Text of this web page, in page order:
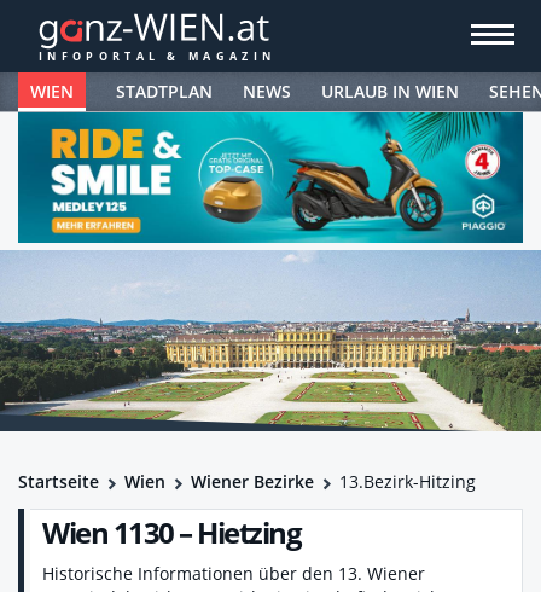
WIEN STADTPLAN NEWS URLAUB IN WIEN
Startseite Wien Wiener Bezirke 13.Bezirk-Hitzing
Wien 1130 – Hietzing
Historische Informationen über den 13. Wiener